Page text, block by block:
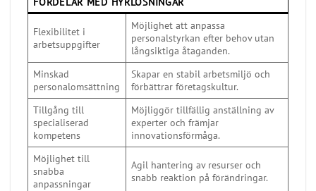
Flexibilitet i
arbetsuppgifter
Möjlighet att anpassa
personalstyrkan efter behov utan
långsiktiga åtaganden.
Minskad
personalomsättning
Skapar en stabil arbetsmiljö och
förbättrar företagskultur.
Tillgång till
specialiserad
kompetens
Möjliggör tillfällig anställning av
experter och främjar
innovationsförmåga.
Möjlighet till
snabba
anpassningar
Agil hantering av resurser och
snabb reaktion på förändringar.